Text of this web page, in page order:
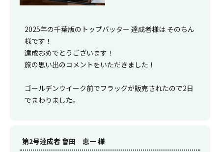
2025年の千葉版のトップバッター 達成者様は そのちん
様です！
達成おめでとうございます！
旅の思い出のコメントをいただきました！
ゴールデンウイーク前でフラッグが販売されたので2日
でまわりました。
第2号達成者 會田 恵一 様